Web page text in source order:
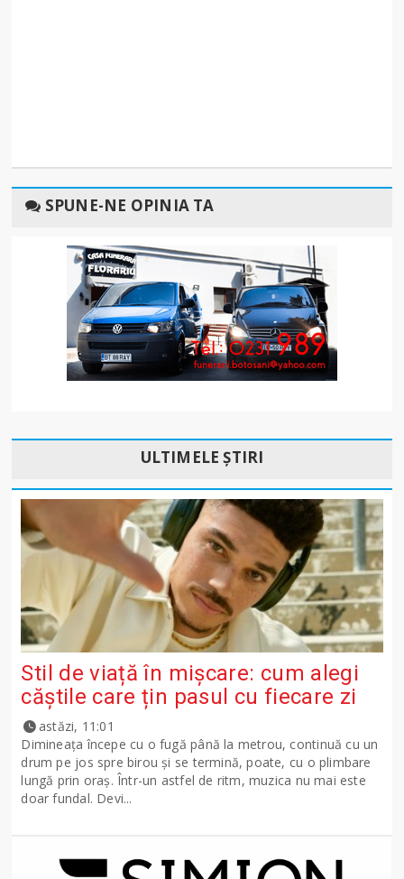
SPUNE-NE OPINIA TA
ULTIMELE ȘTIRI
Stil de viață în mișcare: cum alegi
căștile care țin pasul cu fiecare zi
astăzi, 11:01
Dimineața începe cu o fugă până la metrou, continuă cu un
drum pe jos spre birou și se termină, poate, cu o plimbare
lungă prin oraș. Într-un astfel de ritm, muzica nu mai este
doar fundal. Devi...